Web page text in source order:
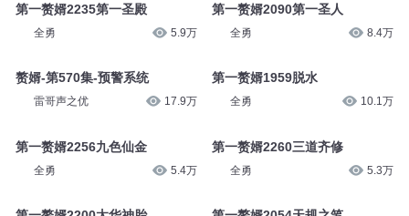
第一赘婿2235第一圣殿
全勇 5.9万
赘婿-第570集-预警系统
雷哥声之优 17.9万
第一赘婿2256九色仙金
全勇 5.4万
第一赘婿2090第一圣人
全勇 8.4万
第一赘婿1959脱水
全勇 10.1万
第一赘婿2260三道齐修
全勇 5.3万